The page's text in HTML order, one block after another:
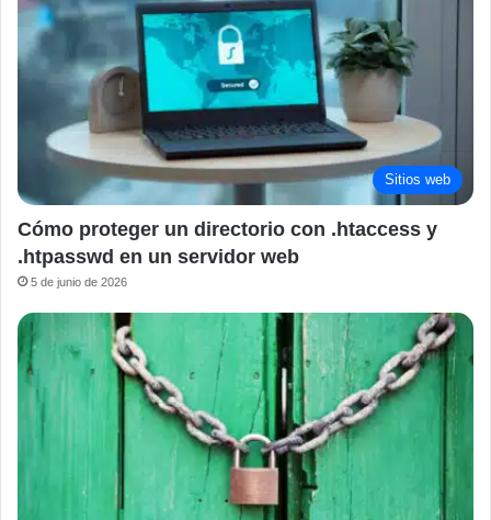
Sitios web
Cómo proteger un directorio con .htaccess y
.htpasswd en un servidor web
5 de junio de 2026